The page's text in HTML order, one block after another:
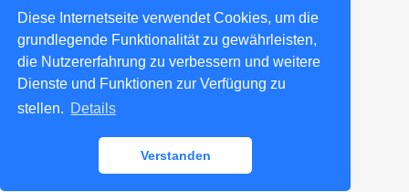
Diese Internetseite verwendet Cookies, um die
grundlegende Funktionalität zu gewährleisten,
die Nutzererfahrung zu verbessern und weitere
Dienste und Funktionen zur Verfügung zu
stellen. Details
Verstanden